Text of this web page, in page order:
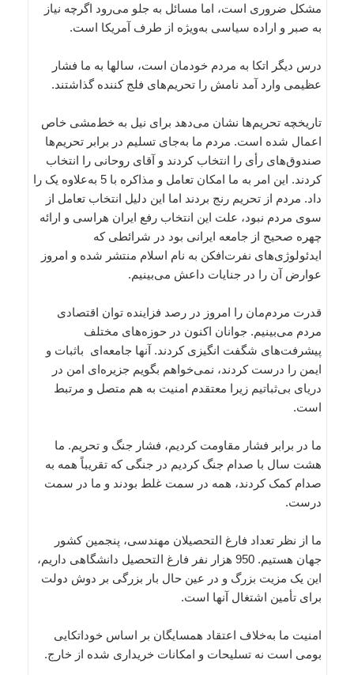
مشکل ضروری است، اما مسائل به جلو می‌رود اگرچه نیاز
به صبر و اراده سیاسی به‌ویژه از طرف آمریکا است.
درس دیگر اتکا به مردم خودمان است، سالها به ما فشار
عظیمی وارد آمد نامش را تحریم‌های فلج کننده گذاشتند.
تاریخچه تحریم‌ها نشان می‌دهد برای نیل به خط‌مشی خاص
اعمال شده است. مردم ما به‌جای تسلیم در برابر تحریم‌ها
صندوق‌های رأی را انتخاب کردند و آقای روحانی را انتخاب
کردند. این امر به ما امکان تعامل و مذاکره با 5 به‌علاوه یک را
داد. مردم از تحریم رنج بردند اما این دلیل انتخاب تعامل از
سوی مردم نبود، علت این انتخاب رفع ایران هراسی و ارائه
چهره صحیح از جامعه ایرانی بود در شرائطی که
ایدئولوژی‌های نفرت‌افکن به نام اسلام منتشر شده و امروز
عوارض آن را در جنایات داعش می‌بینیم.
قدرت مردم‌مان را امروز در رصد فزاینده توان اقتصادی
مردم می‌بینیم. جوانان اکنون در حوزه‌های مختلف
پیشرفت‌های شگفت انگیزی کردند. آنها جامعه‌ای باثبات و
ایمن را درست کردند، نمی‌خواهم بگویم جزیره‌ای امن در
دریای بی‌ثباتیم زیرا معتقدم امنیت به هم متصل و مرتبط
است.
ما در برابر فشار مقاومت کردیم، فشار جنگ و تحریم. ما
هشت سال با صدام جنگ کردیم در جنگی که تقریباً همه به
صدام کمک کردند، همه در سمت غلط بودند و ما در سمت
درست.
ما از نظر تعداد فارغ التحصیلان مهندسی، پنجمین کشور
جهان هستیم. 950 هزار نفر فارغ التحصیل دانشگاهی داریم،
این یک مزیت بزرگ و در عین حال بار بزرگی بر دوش دولت
برای تأمین اشتغال آنها است.
امنیت ما به‌خلاف اعتقاد همسایگان بر اساس خوداتکایی
بومی است نه تسلیحات و امکانات خریداری شده از خارج.